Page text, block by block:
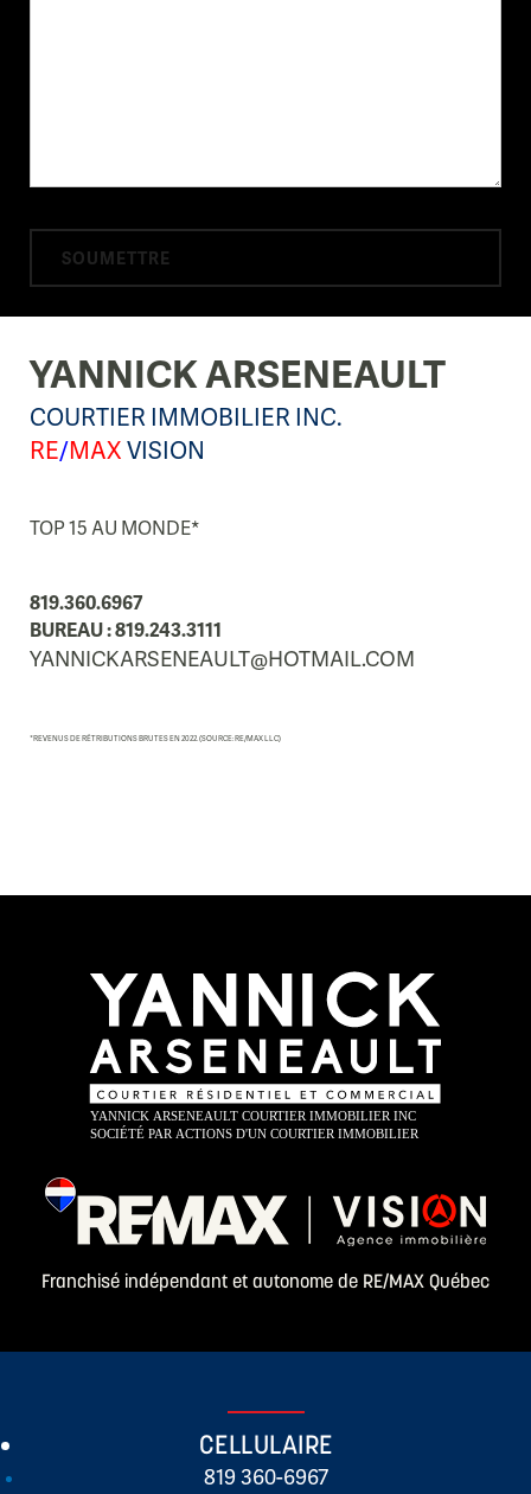
YANNICK ARSENEAULT
COURTIER IMMOBILIER INC.
RE/MAXVISION
TOP 15 AU MONDE*
819.360.6967
BUREAU : 819.243.3111
YANNICKARSENEAULT@HOTMAIL.COM
*REVENUS DE RÉTRIBUTIONS BRUTES EN 2022. (SOURCE: RE/MAX LLC)
Franchisé indépendant et autonome de RE/MAX Québec
CELLULAIRE
819 360-6967